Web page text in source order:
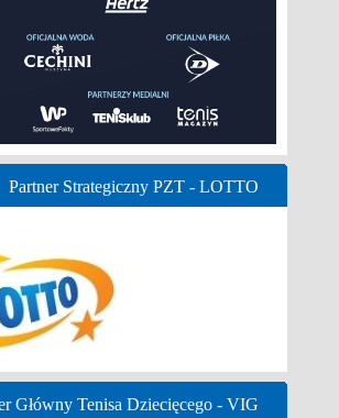
Partner Strategiczny PZT - LOTTO
Główny Tenisa Dziecięcego - VIG